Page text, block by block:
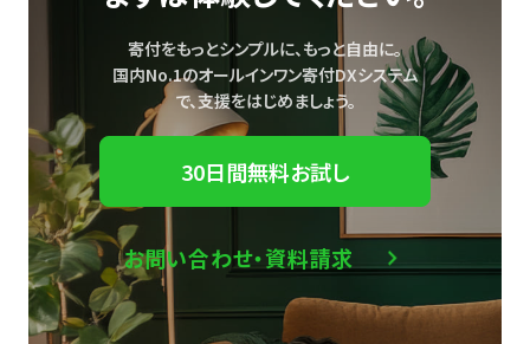
寄付をもっとシンプルに、もっと自由に。
国内No.1のオールインワン寄付DXシステム
で、支援をはじめましょう。
30日間無料お試し
お問い合わせ・資料請求